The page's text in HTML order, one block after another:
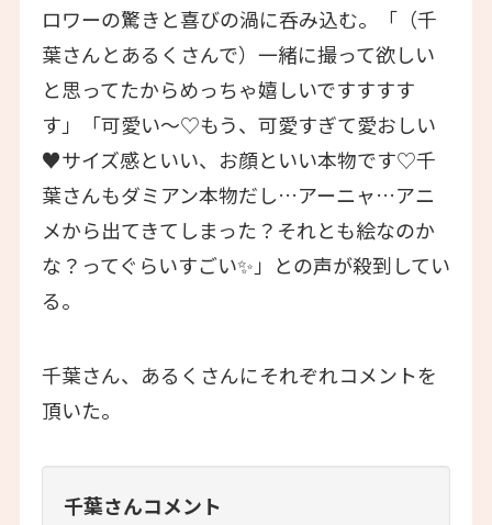
ロワーの驚きと喜びの渦に呑み込む。「（千
葉さんとあるくさんで）一緒に撮って欲しい
と思ってたからめっちゃ嬉しいですすすす
す」「可愛い〜♡もう、可愛すぎて愛おしい
♥サイズ感といい、お顔といい本物です♡千
葉さんもダミアン本物だし…アーニャ…アニ
メから出てきてしまった？それとも絵なのか
な？ってぐらいすごい✨」との声が殺到してい
る。
千葉さん、あるくさんにそれぞれコメントを
頂いた。
千葉さんコメント